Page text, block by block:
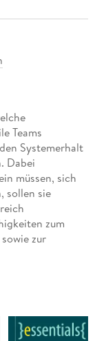
Teams
Systemerhalt
Dabei
müssen, sich
sollen sie
zum
zur